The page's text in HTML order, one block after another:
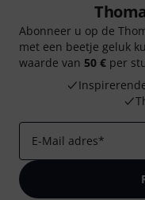
Abonneer u op de
met een beetje geluk
waarde van 50 € per
E-Mail adres*